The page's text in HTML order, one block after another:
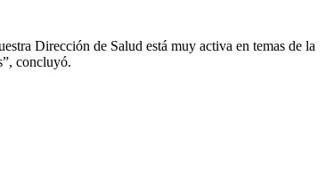
Dirección de Salud está muy activa en temas de la
concluyó.